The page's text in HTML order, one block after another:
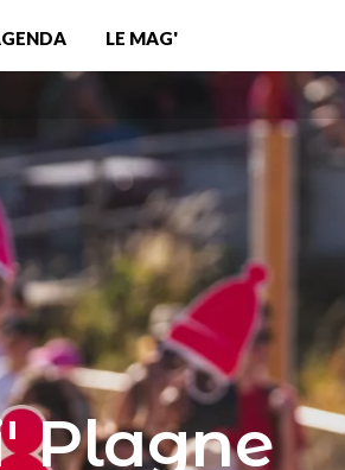
LE MAG'
Plagne